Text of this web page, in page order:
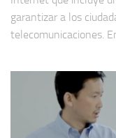
garantizar a los
telecomunicaciones.